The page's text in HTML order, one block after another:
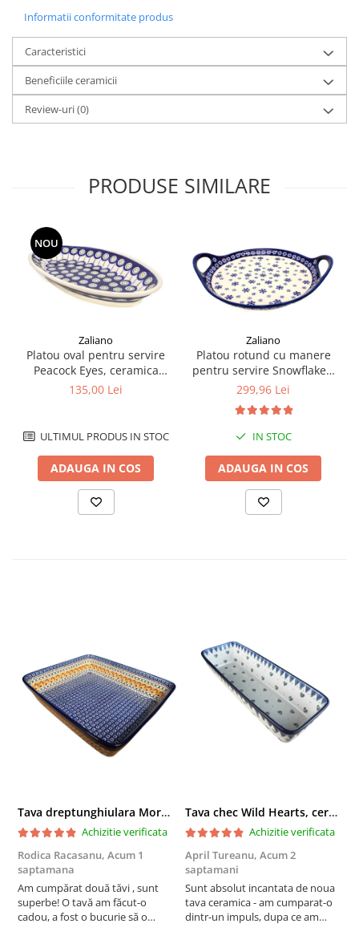
Informatii conformitate produs
Caracteristici
Beneficiile ceramicii
Review-uri(0)
PRODUSE SIMILARE
NOU
Zaliano
Platou oval pentru servire
Peacock Eyes, ceramica
smaltuita, pictat manual,
135,00 Lei
ULTIMUL PRODUS IN STOC
ADAUGA IN COS
Zaliano
Platou rotund cu manere
pentru servire Snowflakes,
ceramica smaltuita, pictat
299,96 Lei
IN STOC
ADAUGA IN COS
Tava dreptunghiulara Morning Sunrise, ceramica smaltuita, pictata manual, 27,0 X 32, 5 cm
Achizitie verificata
Rodica Racasanu, Acum 1
saptamana
Am cumpărat două tăvi , sunt
superbe! O tavă am făcut-o
cadou, a fost o bucurie să o
Tava chec Wild Hearts, ceramica smaltuita, pictata manual, 31,0 X 12,0 cm
Achizitie verificata
April Tureanu, Acum 2
saptamani
Sunt absolut incantata de noua
tava ceramica - am cumparat-o
dintr-un impuls, dupa ce am